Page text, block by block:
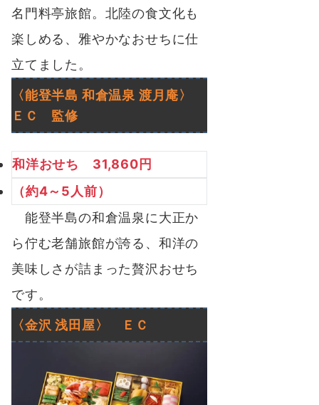
名門料亭旅館。北陸の食文化も
楽しめる、雅やかなおせちに仕
立てました。
〈能登半島 和倉温泉 渡月庵〉
ＥＣ
監修
和洋おせち 31,860円
（約4～5人前）
能登半島の和倉温泉に大正か
ら佇む老舗旅館が誇る、和洋の
美味しさが詰まった贅沢おせち
です。
〈金沢浅田屋〉 ＥＣ